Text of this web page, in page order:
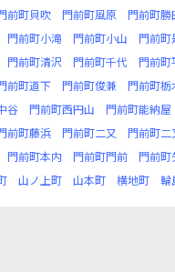
前町貝吹 門前町風原 門前町勝
門前町小滝 門前町小山 門前町
門前町清沢 門前町千代 門前町
前町道下 門前町俊兼 門前町栃
谷 門前町西円山 門前町能納屋
前町藤浜 門前町二又 門前町二
門前町本内 門前町門前 門前町
山ノ上町 山本町 横地町 輪